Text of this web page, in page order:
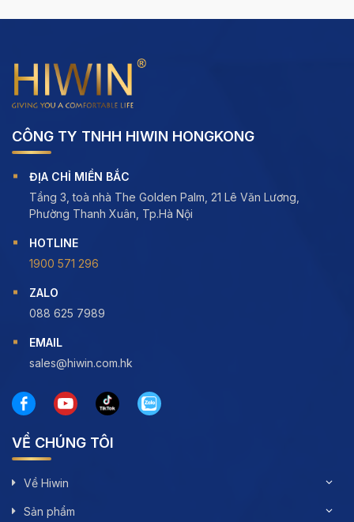
CÔNG TY TNHH HIWIN HONGKONG
ĐỊA CHỈ MIỀN BẮC
Tầng 3, toà nhà The Golden Palm, 21 Lê Văn Lương,
Phường Thanh Xuân, Tp.Hà Nội
HOTLINE
1900 571 296
ZALO
088 625 7989
EMAIL
sales@hiwin.com.hk
VỀ CHÚNG TÔI
Về Hiwin
Sản phẩm